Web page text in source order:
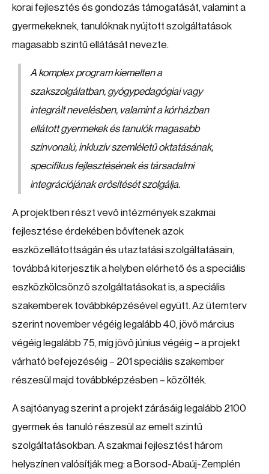
korai fejlesztés és gondozás támogatását, valamint a
gyermekeknek, tanulóknak nyújtott szolgáltatások
magasabb szintű ellátását nevezte.
A komplex program kiemelten a
szakszolgálatban, gyógypedagógiai vagy
integrált nevelésben, valamint a kórházban
ellátott gyermekek és tanulók magasabb
színvonalú, inkluzív szemléletű oktatásának,
specifikus fejlesztésének és társadalmi
integrációjának erősítését szolgálja.
A projektben részt vevő intézmények szakmai
fejlesztése érdekében bővítenek azok
eszközellátottságán és utaztatási szolgáltatásain,
továbbá kiterjesztik a helyben elérhető és a speciális
eszközkölcsönző szolgáltatásokat is, a speciális
szakemberek továbbképzésével együtt. Az ütemterv
szerint november végéig legalább 40, jövő március
végéig legalább 75, míg jövő június végéig – a projekt
várható befejezéséig – 201 speciális szakember
részesül majd továbbképzésben – közölték.
A sajtóanyag szerint a projekt zárásáig legalább 2100
gyermek és tanuló részesül az emelt szintű
szolgáltatásokban. A szakmai fejlesztést három
helyszínen valósítják meg: a Borsod-Abaúj-Zemplén